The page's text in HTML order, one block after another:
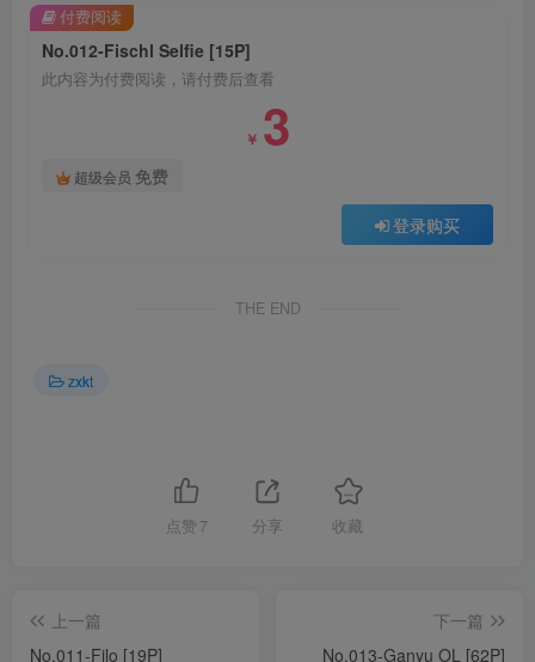
No.012-Fischl Selfie [15P]
此内容为付费阅读，请付费后查看
￥ 3
超级会员 免费
登录购买
付费阅读
THE END
zxkt
点赞 7 分享 收藏
上一篇
No.011-Filo [19P]
下一篇
No.013-Ganyu OL [62P]